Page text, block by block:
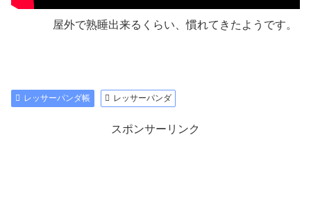
屋外で熟睡出来るくらい、慣れてきたようです。
レッサーパンダ帳 レッサーパンダ
スポンサーリンク